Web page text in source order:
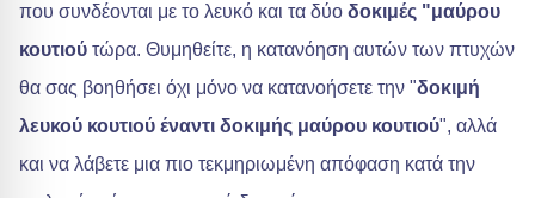
που συνδέονται με το λευκό και τα δύο δοκιμές "μαύρου
κουτιού τώρα. Θυμηθείτε, η κατανόηση αυτών των πτυχών
θα σας βοηθήσει όχι μόνο να κατανοήσετε την "δοκιμή
λευκού κουτιού έναντι δοκιμής μαύρου κουτιού", αλλά
και να λάβετε μια πιο τεκμηριωμένη απόφαση κατά την